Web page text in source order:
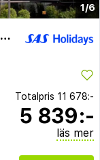
1/6
Innside by Melia Duesseldorf Seestern
Totalpris 11 678:-
5 839:-
läs mer